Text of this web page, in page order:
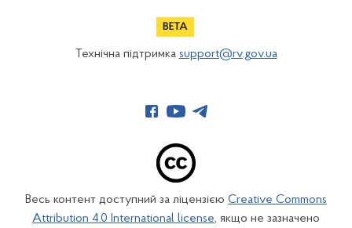
Технічна підтримка support@rv.gov.ua
Весь контент доступний за ліцензією Creative Commons
Attribution 4.0 International license, якщо не зазначено